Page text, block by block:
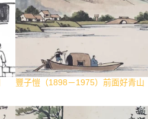
豐子愷（1898－1975）前面好青山